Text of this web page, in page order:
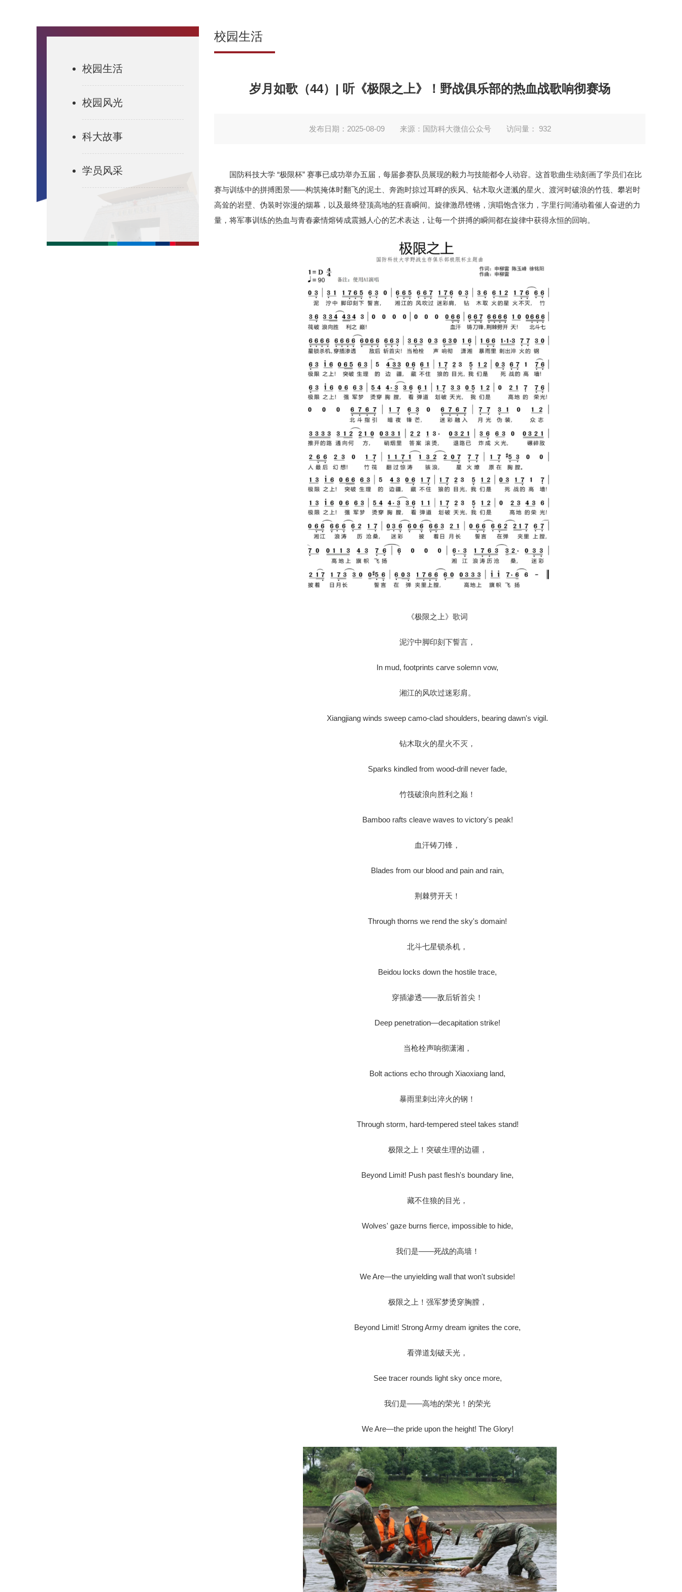
校园生活
校园风光
科大故事
学员风采
校园生活
岁月如歌（44）| 听《极限之上》！野战俱乐部的热血战歌响彻赛场
发布日期：2025-08-09 来源：国防科大微信公众号 访问量： 932
国防科技大学 “极限杯” 赛事已成功举办五届，每届参赛队员展现的毅力与技能都令人动容。这首歌曲生动刻画了学员们在比
赛与训练中的拼搏图景——构筑掩体时翻飞的泥土、奔跑时掠过耳畔的疾风、钻木取火迸溅的星火、渡河时破浪的竹筏、攀岩时
高耸的岩壁、伪装时弥漫的烟幕，以及最终登顶高地的狂喜瞬间。旋律激昂铿锵，演唱饱含张力，字里行间涌动着催人奋进的力
量，将军事训练的热血与青春豪情熔铸成震撼人心的艺术表达，让每一个拼搏的瞬间都在旋律中获得永恒的回响。
《极限之上》歌词
泥泞中脚印刻下誓言，
In mud, footprints carve solemn vow,
湘江的风吹过迷彩肩。
Xiangjiang winds sweep camo-clad shoulders, bearing dawn's vigil.
钻木取火的星火不灭，
Sparks kindled from wood-drill never fade,
竹筏破浪向胜利之巅！
Bamboo rafts cleave waves to victory's peak!
血汗铸刀锋，
Blades from our blood and pain and rain,
荆棘劈开天！
Through thorns we rend the sky's domain!
北斗七星锁杀机，
Beidou locks down the hostile trace,
穿插渗透——敌后斩首尖！
Deep penetration—decapitation strike!
当枪栓声响彻潇湘，
Bolt actions echo through Xiaoxiang land,
暴雨里刺出淬火的钢！
Through storm, hard-tempered steel takes stand!
极限之上！突破生理的边疆，
Beyond Limit! Push past flesh's boundary line,
藏不住狼的目光，
Wolves' gaze burns fierce, impossible to hide,
我们是——死战的高墙！
We Are—the unyielding wall that won't subside!
极限之上！强军梦烫穿胸膛，
Beyond Limit! Strong Army dream ignites the core,
看弹道划破天光，
See tracer rounds light sky once more,
我们是——高地的荣光！的荣光
We Are—the pride upon the height! The Glory!